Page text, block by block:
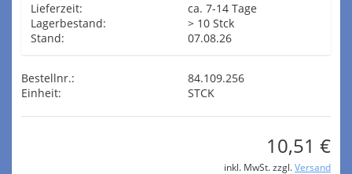
Lieferzeit:
ca. 7-14 Tage
Lagerbestand:
> 10 Stck
Stand:
07.08.26
Bestellnr.:
84.109.256
Einheit:
STCK
10,51 €
inkl. MwSt. zzgl. Versand